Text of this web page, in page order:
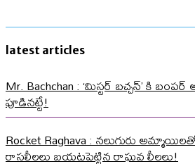
latest articles
Mr. Bachchan : ‘మిస్టర్ బచ్చన్’ కి
పూడినట్టే!
Rocket Raghava : నలుగురు
రాసలీలలు బయటపెట్టిన రాఘవ లీలలు!